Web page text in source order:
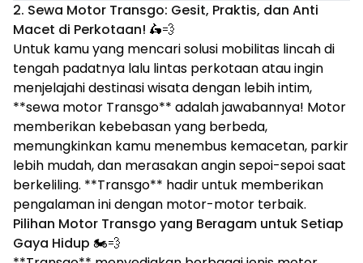
2. Sewa Motor Transgo: Gesit, Praktis, dan Anti
Macet di Perkotaan! 🛵💨
Untuk kamu yang mencari solusi mobilitas lincah di
tengah padatnya lalu lintas perkotaan atau ingin
menjelajahi destinasi wisata dengan lebih intim,
**sewa motor Transgo** adalah jawabannya! Motor
memberikan kebebasan yang berbeda,
memungkinkan kamu menembus kemacetan, parkir
lebih mudah, dan merasakan angin sepoi-sepoi saat
berkeliling. **Transgo** hadir untuk memberikan
pengalaman ini dengan motor-motor terbaik.
Pilihan Motor Transgo yang Beragam untuk Setiap
Gaya Hidup 🏍️💨